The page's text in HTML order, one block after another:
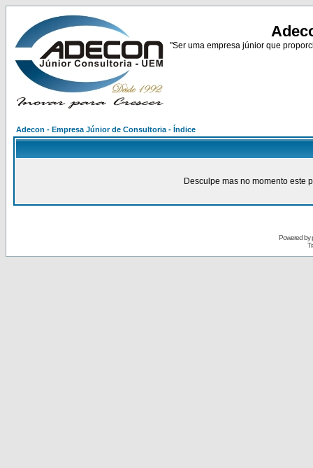
"Ser uma empresa júnior que
Adecon - Empresa Júnior de Consultoria - Índice
Desculpe mas no momento este
Powered by